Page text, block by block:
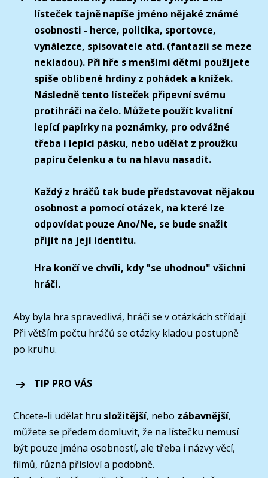
lísteček tajně napíše jméno nějaké známé
osobnosti - herce, politika, sportovce,
vynálezce, spisovatele atd. (fantazii se meze
nekladou). Při hře s menšími dětmi použijete
spíše oblíbené hrdiny z pohádek a knížek.
Následně tento lísteček připevní svému
protihráči na čelo. Můžete použít kvalitní
lepící papírky na poznámky, pro odvážné
třeba i lepící pásku, nebo udělat z proužku
papíru čelenku a tu na hlavu nasadit.
Každý z hráčů tak bude představovat nějakou
osobnost a pomocí otázek, na které lze
odpovídat pouze Ano/Ne, se bude snažit
přijít na její identitu.
Hra končí ve chvíli, kdy "se uhodnou" všichni
hráči.
Aby byla hra spravedlivá, hráči se v otázkách střídají.
Při větším počtu hráčů se otázky kladou postupně
po kruhu.
TIP PRO VÁS
Chcete-li udělat hru složitější, nebo zábavnější,
můžete se předem domluvit, že na lístečku nemusí
být pouze jména osobností, ale třeba i názvy věcí,
filmů, různá přísloví a podobně.